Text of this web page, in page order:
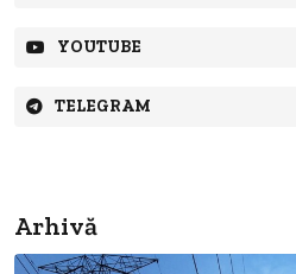
YOUTUBE
TELEGRAM
Arhivă